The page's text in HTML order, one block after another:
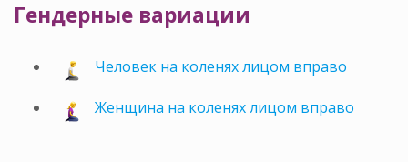
Гендерные вариации
Человек на коленях лицом вправо
Женщина на коленях лицом вправо